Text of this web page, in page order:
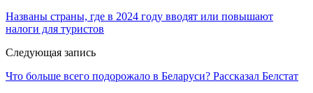
Названы страны, где в 2024 году вводят или повышают
налоги для туристов
Следующая запись
Что больше всего подорожало в Беларуси? Рассказал Белстат